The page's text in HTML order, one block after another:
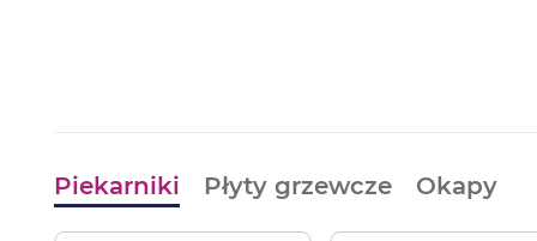
Piekarniki Płyty grzewcze Okapy